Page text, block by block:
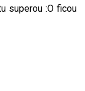
superou :O ficou